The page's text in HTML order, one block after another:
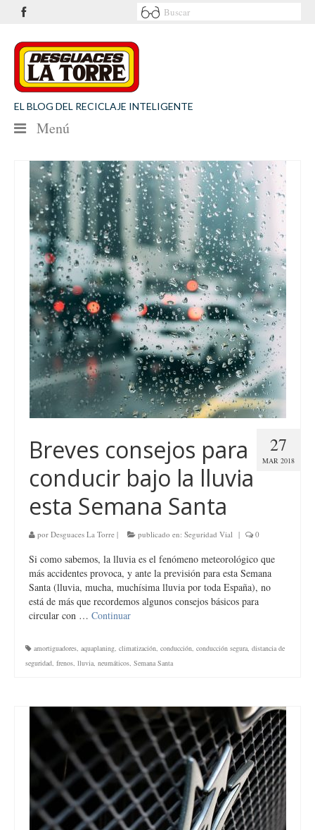
EL BLOG DEL RECICLAJE INTELIGENTE
Menú
NOTICIAS
SEGURIDAD VIAL
MEDIO AMBIENTE
PATROCINIOS
CONTACTO
Desguaces La Torre
27
MAR 2018
Breves consejos para
conducir bajo la lluvia
esta Semana Santa
por Desguaces La Torre | publicado en: Seguridad Vial | 0
Si como sabemos, la lluvia es el fenómeno meteorológico que
más accidentes provoca, y ante la previsión para esta Semana
Santa (lluvia, mucha, muchísima lluvia por toda España), no
está de más que recordemos algunos consejos básicos para
circular con … Continuar
amortiguadores, aquaplaning, climatización, conducción, conducción segura, distancia de
seguridad, frenos, lluvia, neumáticos, Semana Santa